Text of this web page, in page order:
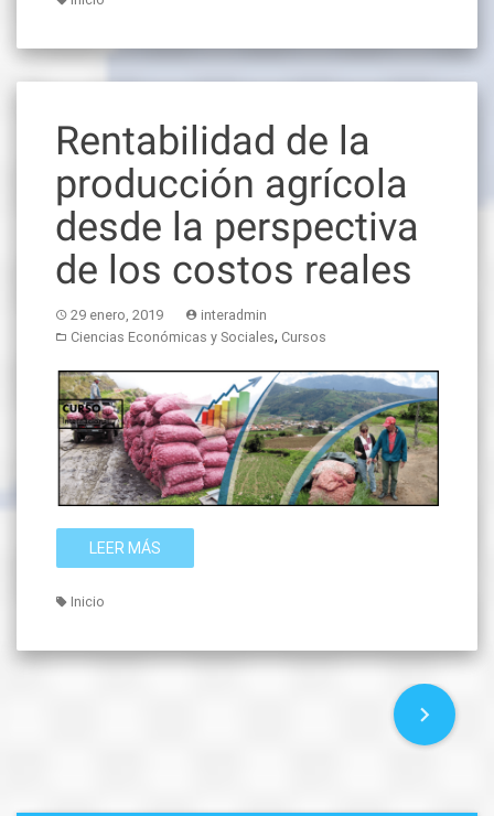
Rentabilidad de la
producción agrícola
desde la perspectiva
de los costos reales
29 enero, 2019
interadmin
Ciencias Económicas y Sociales, Cursos
LEER MÁS
Inicio